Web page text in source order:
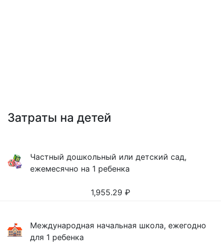
Затраты на детей
Частный дошкольный или детский сад,
ежемесячно на 1 ребенка
1,955.29 ₽
Международная начальная школа, ежегодно
для 1 ребенка